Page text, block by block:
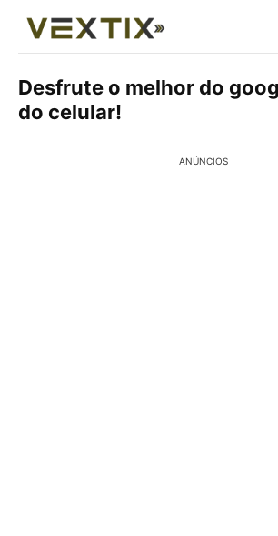
Desfrute o melhor do
do celular!
ANÚNCIOS